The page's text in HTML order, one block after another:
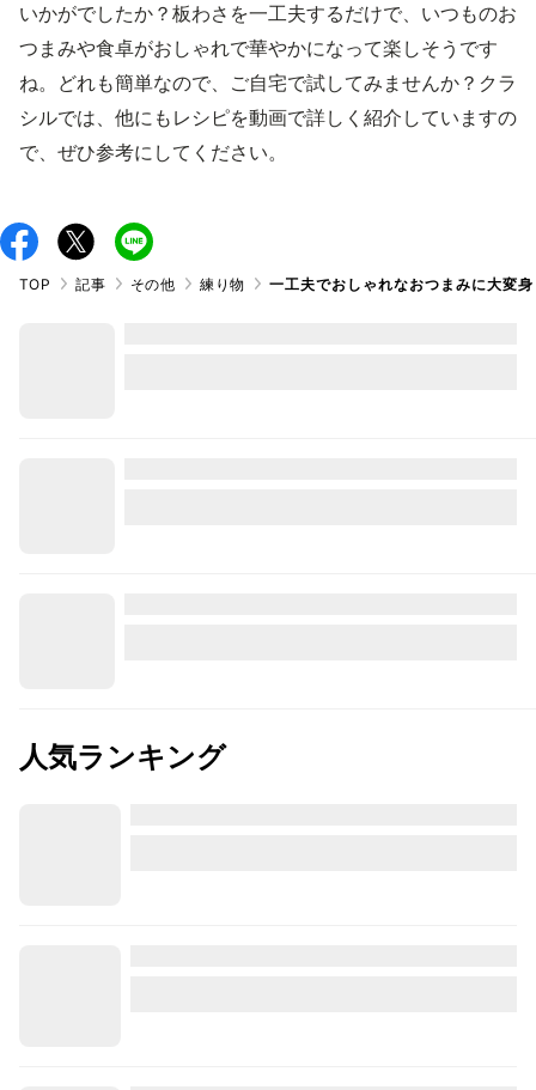
いかがでしたか？板わさを一工夫するだけで、いつものお
つまみや食卓がおしゃれで華やかになって楽しそうです
ね。どれも簡単なので、ご自宅で試してみませんか？クラ
シルでは、他にもレシピを動画で詳しく紹介していますの
で、ぜひ参考にしてください。
TOP 記事 その他 練り物 一工夫でおしゃれなおつまみに大変
人気ランキング